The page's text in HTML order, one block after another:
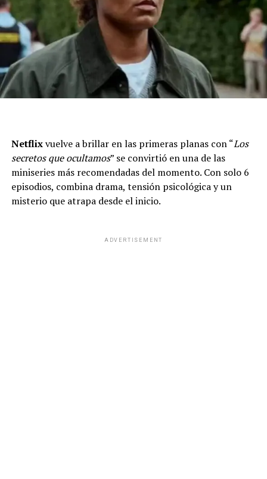
Netflixvuelve a brillar en las primeras planas con “Los
secretos que ocultamos” se convirtió en una de las
miniseries más recomendadas del momento. Con solo 6
episodios, combina drama, tensión psicológica y un
misterio que atrapa desde el inicio.
ADVERTISEMENT